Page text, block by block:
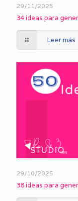
29/11/2025
34 ideas para
Leer más
29/10/2025
38 ideas para